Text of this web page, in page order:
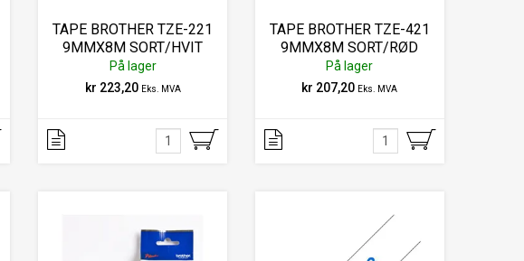
TAPE BROTHER TZE-221
9MMX8M SORT/HVIT
På lager
kr 223,20 Eks. MVA
TAPE BROTHER TZE-421
9MMX8M SORT/RØD
På lager
kr 207,20 Eks. MVA